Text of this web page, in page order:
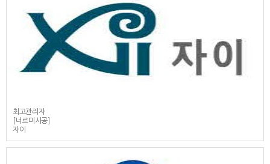
최고관리자
[너르미시공]
자이